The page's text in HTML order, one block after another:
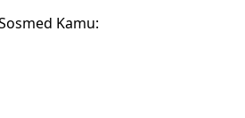
Kamu: